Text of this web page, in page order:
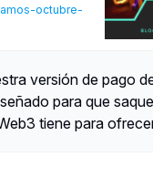
octubre-
versión de pago
para que
tiene para